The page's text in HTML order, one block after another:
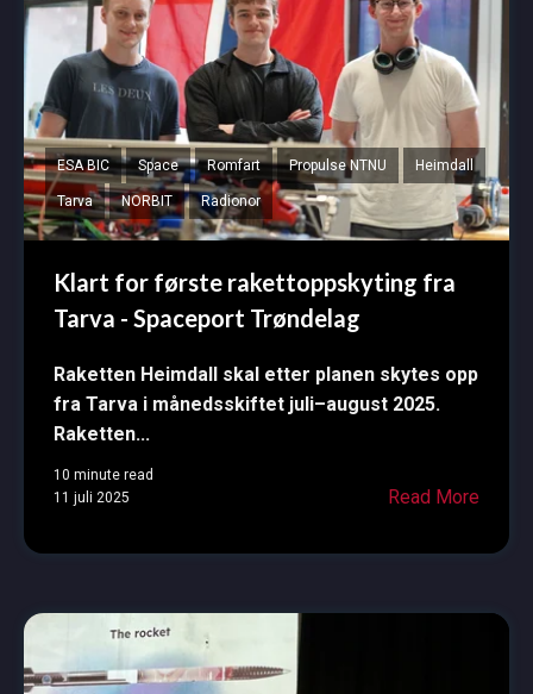
ESA BIC Space Romfart Propulse NTNU Heimdall
Tarva NORBIT Radionor
Klart for første rakettoppskyting fra
Tarva - Spaceport Trøndelag
Raketten Heimdall skal etter planen skytes opp
fra Tarva i månedsskiftet juli–august 2025.
Raketten...
10 minute read
11 juli 2025
Read More